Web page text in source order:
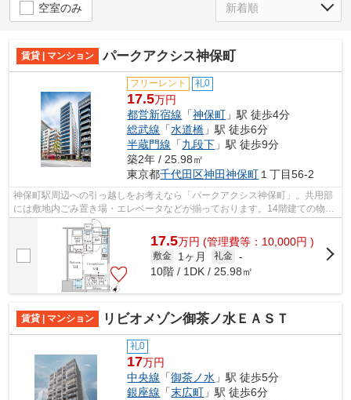
空室のみ
賃貸 | マンション パークアクシス神保町
フリーレント 礼0
17.5万円
都営新宿線 「神保町 」駅 徒歩4分
総武線 「水道橋 」駅 徒歩6分
半蔵門線 「九段下 」駅 徒歩9分
築2年 / 25.98㎡
東京都千代田区神田神保町１丁目56-2
神保町駅周辺への引っ越しをお考えなら「パークアクシス神保町」。共用部
には敷地内ごみ置き場・エレベータなどが揃っております。14階建ての物件
となっています。駅まで徒歩4分の位置...
17.5万円 (管理費等：10,000円 )
敷金 1ヶ月 礼金 -
10階 / 1DK / 25.98㎡
賃貸 | マンション リビオメゾン御茶ノ水ＥＡＳＴ
礼0
17万円
中央線 「御茶ノ水 」駅 徒歩5分
銀座線 「末広町 」駅 徒歩6分